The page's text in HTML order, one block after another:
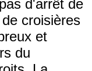
d'arrêt de
croisières
et
du